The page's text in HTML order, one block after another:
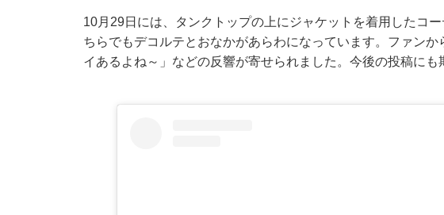
10月29日には、 タンクトップの上にジャケットを着用したコー
ちらでもデコルテとおなかがあらわになっています。ファン
イあるよね～」などの反響が寄せられました。今後の投稿にも